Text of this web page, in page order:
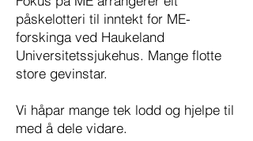
påskelotteri til inntekt for ME-
forskinga ved Haukeland
Universitetssjukehus. Mange flotte
store gevinstar.
Vi håpar mange tek lodd og hjelpe til
med å dele vidare.